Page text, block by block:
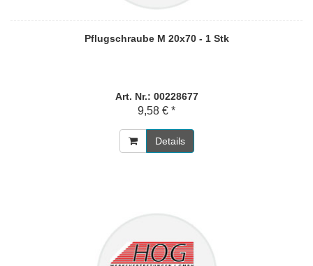
Pflugschraube M 20x70 - 1 Stk
Art. Nr.: 00228677
9,58 € *
Details